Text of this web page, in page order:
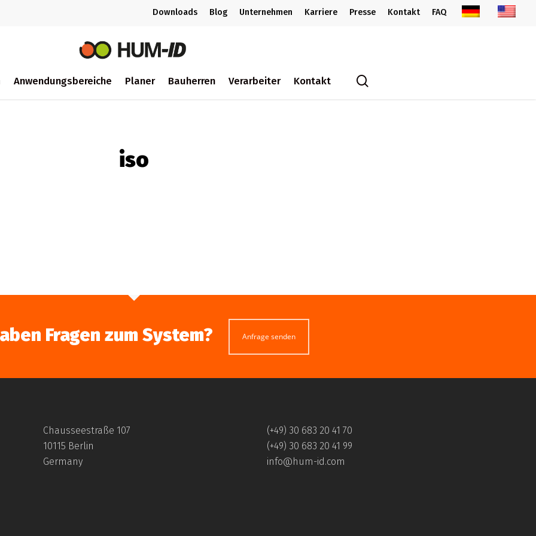
Downloads Blog Unternehmen Karriere Presse Kontakt FAQ
Anwendungsbereiche Planer Bauherren Verarbeiter Kontakt
iso
Fragen zum System? Anfrage senden
Chausseestraße 107
10115 Berlin
Germany
(+49) 30 683 20 41 70
(+49) 30 683 20 41 99
info@hum-id.com